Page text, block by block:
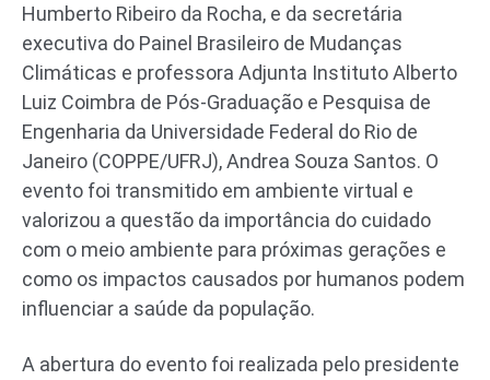
Humberto Ribeiro da Rocha, e da secretária
executiva do Painel Brasileiro de Mudanças
Climáticas e professora Adjunta Instituto Alberto
Luiz Coimbra de Pós-Graduação e Pesquisa de
Engenharia da Universidade Federal do Rio de
Janeiro (COPPE/UFRJ), Andrea Souza Santos. O
evento foi transmitido em ambiente virtual e
valorizou a questão da importância do cuidado
com o meio ambiente para próximas gerações e
como os impactos causados por humanos podem
influenciar a saúde da população.
A abertura do evento foi realizada pelo presidente